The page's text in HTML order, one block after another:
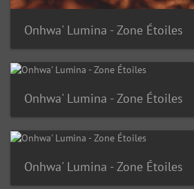
Onhwa' Lumina - Zone Étoiles
Onhwa' Lumina - Zone Étoiles
Onhwa' Lumina - Zone Étoiles